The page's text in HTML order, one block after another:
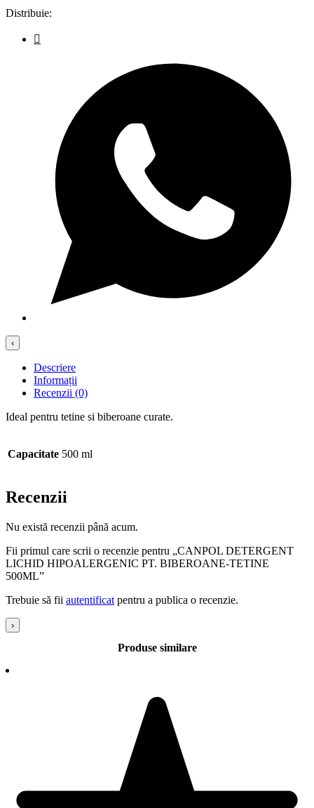
Distribuie:
‹
Descriere
Informații
Recenzii (0)
Ideal pentru tetine si biberoane curate.
Capacitate 500 ml
Recenzii
Nu există recenzii până acum.
Fii primul care scrii o recenzie pentru „CANPOL DETERGENT
LICHID HIPOALERGENIC PT. BIBEROANE-TETINE
500ML”
Trebuie să fii autentificat pentru a publica o recenzie.
›
Produse similare